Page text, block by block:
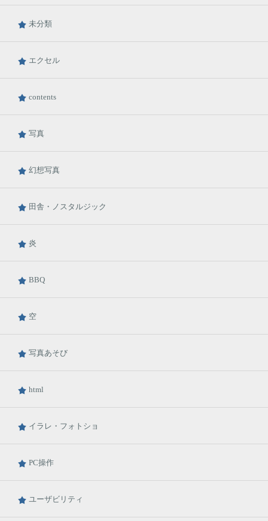
未分類
エクセル
contents
写真
幻想写真
田舎・ノスタルジック
炎
BBQ
空
写真あそび
html
イラレ・フォトショ
PC操作
ユーザビリティ